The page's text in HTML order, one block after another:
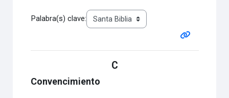
Palabra(s) clave:
C
Convencimiento